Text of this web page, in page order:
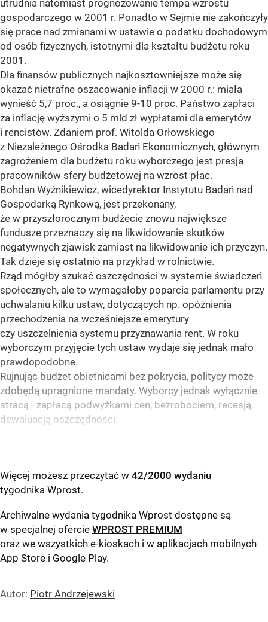
utrudnia natomiast prognozowanie tempa wzrostu
gospodarczego w 2001 r. Ponadto w Sejmie nie zakończyły
się prace nad zmianami w ustawie o podatku dochodowym
od osób fizycznych, istotnymi dla kształtu budżetu roku
2001.
Dla finansów publicznych najkosztowniejsze może się
okazać nietrafne oszacowanie inflacji w 2000 r.: miała
wynieść 5,7 proc., a osiągnie 9-10 proc. Państwo zapłaci
za inflację wyższymi o 5 mld zł wypłatami dla emerytów
i rencistów. Zdaniem prof. Witolda Orłowskiego
z Niezależnego Ośrodka Badań Ekonomicznych, głównym
zagrożeniem dla budżetu roku wyborczego jest presja
pracowników sfery budżetowej na wzrost płac.
Bohdan Wyżnikiewicz, wicedyrektor Instytutu Badań nad
Gospodarką Rynkową, jest przekonany,
że w przyszłorocznym budżecie znowu największe
fundusze przeznaczy się na likwidowanie skutków
negatywnych zjawisk zamiast na likwidowanie ich przyczyn.
Tak dzieje się ostatnio na przykład w rolnictwie.
Rząd mógłby szukać oszczędności w systemie świadczeń
społecznych, ale to wymagałoby poparcia parlamentu przy
uchwalaniu kilku ustaw, dotyczących np. opóźnienia
przechodzenia na wcześniejsze emerytury
czy uszczelnienia systemu przyznawania rent. W roku
wyborczym przyjęcie tych ustaw wydaje się jednak mało
prawdopodobne.
Rujnując budżet obietnicami bez pokrycia, politycy może
zdobędą upragnione mandaty. Wyborcy jednak wyłącznie
stracą - zapłacą podwyżkami cen, bezrobociem, recesją,
dewaluacją oszczędności.
Więcej możesz przeczytać w 42/2000 wydaniu
tygodnika Wprost.
Archiwalne wydania tygodnika Wprost dostępne są
w specjalnej ofercie WPROST PREMIUM
oraz we wszystkich e-kioskach i w aplikacjach mobilnych
App Store i Google Play.
Autor: Piotr Andrzejewski